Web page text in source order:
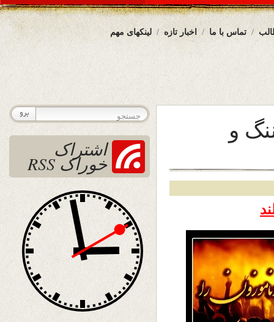
لینکهای مهم اخبار تازه تماس با ما
و
اشتراک
خوراک RSS